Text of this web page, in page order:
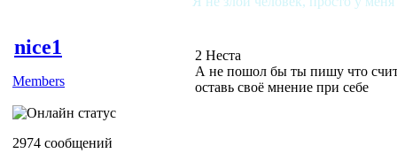
nice1
Members
2974 сообщений
2 Неста
А не пошол бы ты пишу что
оставь своё мнение при себе